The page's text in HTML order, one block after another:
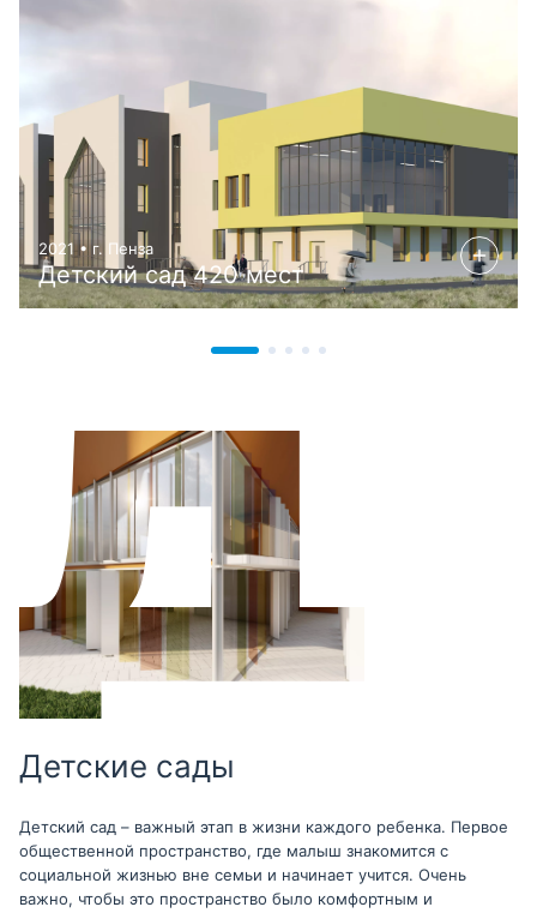
2021 • г. Пенза
Детский сад 420 мест
Детские сады
Детский сад – важный этап в жизни каждого ребенка. Первое
общественной пространство, где малыш знакомится с
социальной жизнью вне семьи и начинает учится. Очень
важно, чтобы это пространство было комфортным и